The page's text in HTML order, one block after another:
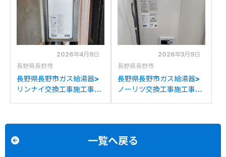
RUF-K2406SAW(A)への
ンEQA37ZFHVへの交換
2026年4月9日
長野県長野市
長野県長野市ガス給湯器>
リンナイ交換工事施工事
2026年3月9日
長野県長野市
長野県長野市ガス給湯器>
ノーリツ交換工事施工事
一覧へ戻る